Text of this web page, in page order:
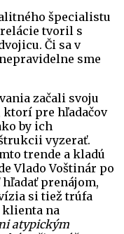
špecialistu
tvoril s
Či sa v
sme
začali svoju
pre hľadačov
by ich
vyzerať.
trende a kladú
Vlado Voštinár po
prenájom,
si tiež trúfa
klienta na
atypickým